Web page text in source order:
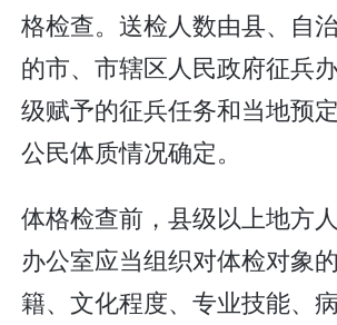
格检查。送检人数由县、自
的市、市辖区人民政府征兵
级赋予的征兵任务和当地预
公民体质情况确定。
体格检查前，县级以上地方
办公室应当组织对体检对象
籍、文化程度、专业技能、